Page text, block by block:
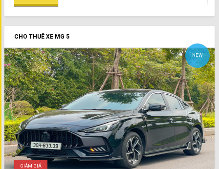
CHO THUÊ XE MG 5
NEW
GIẢM GIÁ